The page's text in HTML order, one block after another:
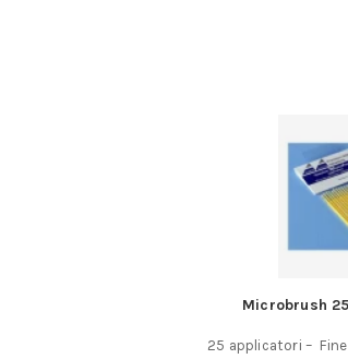
Microbrush
25 applicatori –